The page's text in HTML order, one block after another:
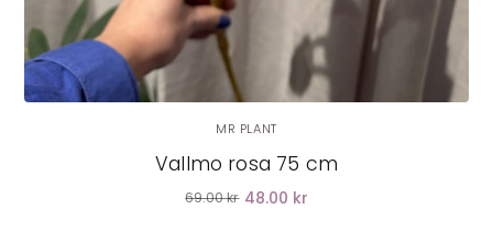
MR PLANT
Vallmo rosa 75 cm
69.00 kr 48.00 kr